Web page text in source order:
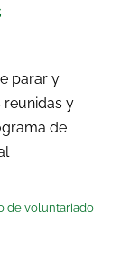
parar y
reunidas y
de
de voluntariado